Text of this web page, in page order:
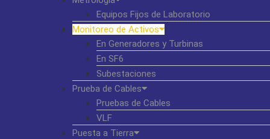
Equipos Fijos de Laboratorio
Monitoreo de Activos
En Generadores y Turbinas
En SF6
Subestaciones
Prueba de Cables
Pruebas de Cables
VLF
Puesta a Tierra